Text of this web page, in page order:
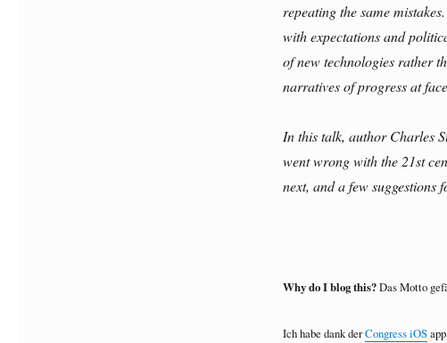
repeating the same
with expectations and
of new technologies rather
narratives of progress at
In this talk, author Charles
went wrong with the 21st
next, and a few suggestions
Why do I blog this?Das Motto
Ich habe dank derCongress iOS